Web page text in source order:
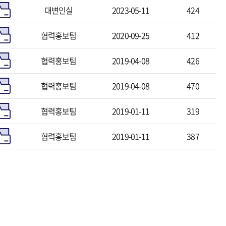
대변인실 2023-05-11 424
협력홍보팀 2020-09-25 412
협력홍보팀 2019-04-08 426
협력홍보팀 2019-04-08 470
협력홍보팀 2019-01-11 319
협력홍보팀 2019-01-11 387